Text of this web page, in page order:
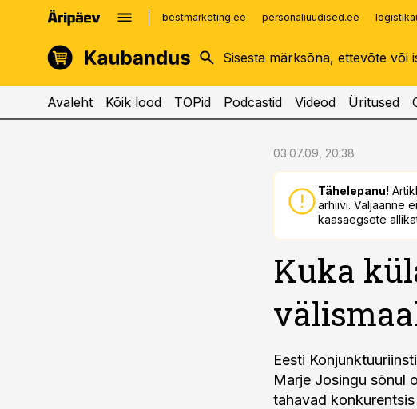
bestmarketing.ee personaliuudised.ee
kinnisvarauudised.ee
logistikauudised.ee
imelineajalugu.ee
Avaleht Kõik lood TOPid Podcastid Videod Üritused
03.07.09, 20:38
Tähelepanu!
arhiivi. Väljaanne
kaasaegsete
Kuka
Eesti
Marje Josingu sõnul
tahavad